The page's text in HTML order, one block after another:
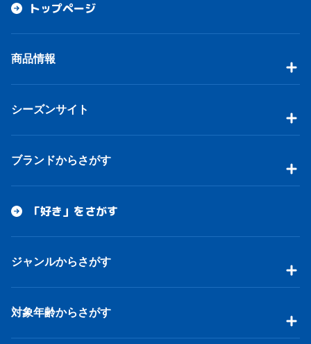
トップページ
商品情報
シーズンサイト
ブランドからさがす
「好き」をさがす
ジャンルからさがす
対象年齢からさがす